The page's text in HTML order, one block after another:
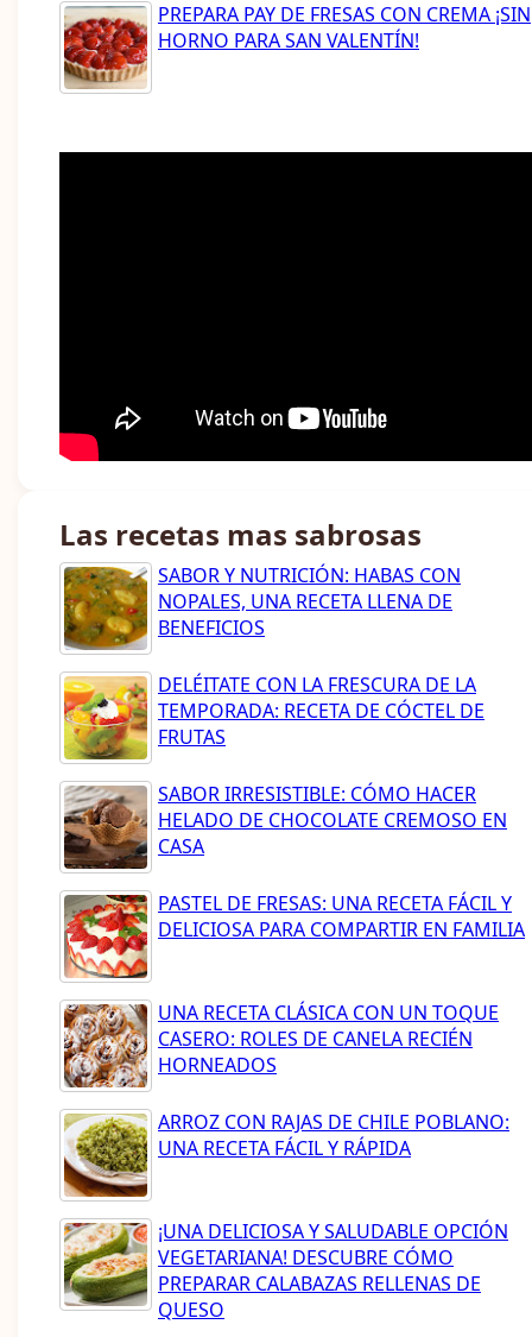
PREPARA PAY DE FRESAS CON CREMA ¡SIN
HORNO PARA SAN VALENTÍN!
Las recetas mas sabrosas
SABOR Y NUTRICIÓN: HABAS CON
NOPALES, UNA RECETA LLENA DE
BENEFICIOS
DELÉITATE CON LA FRESCURA DE LA
TEMPORADA: RECETA DE CÓCTEL DE
FRUTAS
SABOR IRRESISTIBLE: CÓMO HACER
HELADO DE CHOCOLATE CREMOSO EN
CASA
PASTEL DE FRESAS: UNA RECETA FÁCIL Y
DELICIOSA PARA COMPARTIR EN FAMILIA
UNA RECETA CLÁSICA CON UN TOQUE
CASERO: ROLES DE CANELA RECIÉN
HORNEADOS
ARROZ CON RAJAS DE CHILE POBLANO:
UNA RECETA FÁCIL Y RÁPIDA
¡UNA DELICIOSA Y SALUDABLE OPCIÓN
VEGETARIANA! DESCUBRE CÓMO
PREPARAR CALABAZAS RELLENAS DE
QUESO